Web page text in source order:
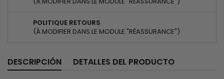
POLITIQUE RETOURS
(À MODIFIER DANS LE MODULE "RÉASSURANCE")
DESCRIPCIÓN DETALLES DEL PRODUCTO